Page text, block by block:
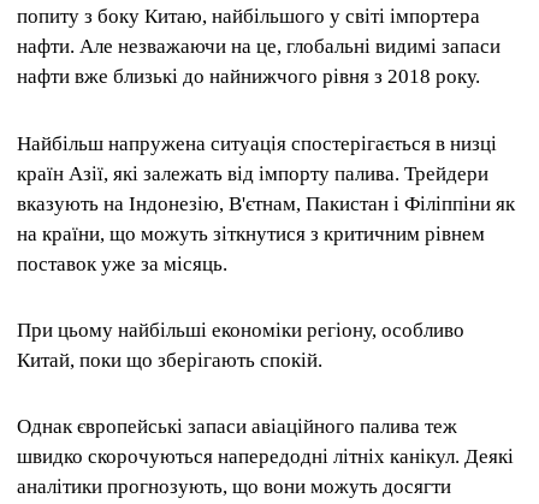
попиту з боку Китаю, найбільшого у світі імпортера
нафти. Але незважаючи на це, глобальні видимі запаси
нафти вже близькі до найнижчого рівня з 2018 року.
Найбільш напружена ситуація спостерігається в низці
країн Азії, які залежать від імпорту палива. Трейдери
вказують на Індонезію, В'єтнам, Пакистан і Філіппіни як
на країни, що можуть зіткнутися з критичним рівнем
поставок уже за місяць.
При цьому найбільші економіки регіону, особливо
Китай, поки що зберігають спокій.
Однак європейські запаси авіаційного палива теж
швидко скорочуються напередодні літніх канікул. Деякі
аналітики прогнозують, що вони можуть досягти